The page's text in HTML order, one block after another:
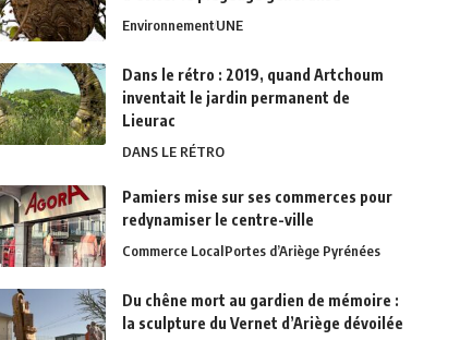
EnvironnementUNE
Dans le rétro : 2019, quand Artchoum
inventait le jardin permanent de
Lieurac
DANS LE RÉTRO
Pamiers mise sur ses commerces pour
redynamiser le centre-ville
Commerce LocalPortes d’Ariège Pyrénées
Du chêne mort au gardien de mémoire :
la sculpture du Vernet d’Ariège dévoilée